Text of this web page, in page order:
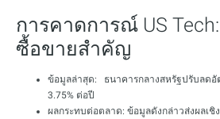
การคาดการณ์ US
ซื้อขายสำคัญ
ข้อมูลล่าสุด: ธนาคารกลางสหรัฐปรับลดอั
3.75% ต่อปี
ผลกระทบต่อตลาด: ข้อมูลดังกล่าวส่งผลเชิ